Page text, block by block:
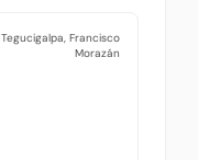
Tegucigalpa, Francisco
Morazán